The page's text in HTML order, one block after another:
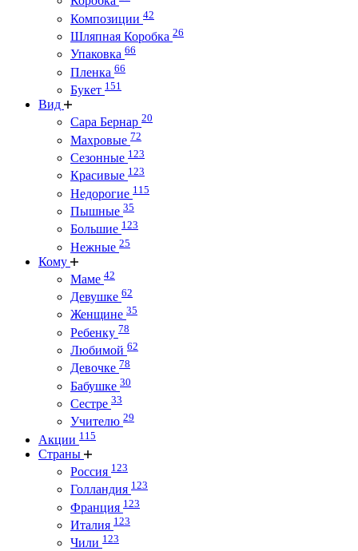
Композиции 42
Шляпная Коробка 26
Упаковка 66
Пленка 66
Букет 151
Вид
Сара Бернар 20
Махровые 72
Сезонные 123
Красивые 123
Недорогие 115
Пышные 35
Большие 123
Нежные 25
Кому
Маме 42
Девушке 62
Женщине 35
Ребенку 78
Любимой 62
Девочке 78
Бабушке 30
Сестре 33
Учителю 29
Акции 115
Страны
Россия 123
Голландия 123
Франция 123
Италия 123
Чили 123